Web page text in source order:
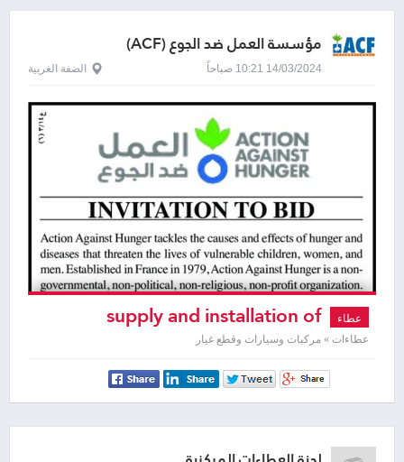
مؤسسة العمل ضد الجوع (ACF)
14/03/2024 10:21 صباحاً الضفة الغربية
عطاء supply and installation of
vehicles tyers
عطاءات » مركبات وسيارات وقطع غيار